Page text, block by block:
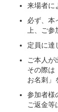
来場者に
必ず、本
上、ご
定員に達
ご本人が
その際は
お名刺」
参加者様
ご返金等